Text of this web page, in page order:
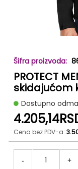
PROTECT
skidajućom
Dostupno
Cena bez PDV-a:
- +
Skip
to
the
beginning
the
images
gallery